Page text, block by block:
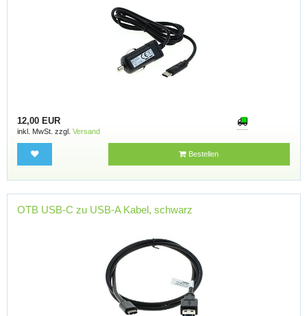
12,00 EUR
inkl. MwSt. zzgl. Versand
Bestellen
OTB USB-C zu USB-A Kabel, schwarz